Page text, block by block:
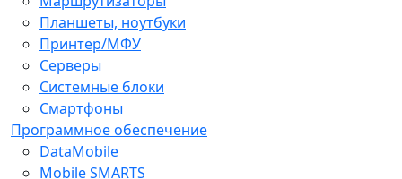
Планшеты, ноутбуки
Принтер/МФУ
Серверы
Системные блоки
Смартфоны
Программное обеспечение
DataMobile
Mobile SMARTS